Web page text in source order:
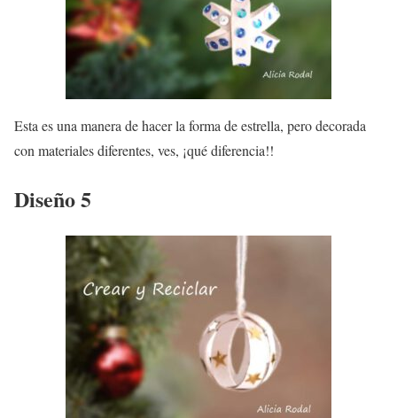
Esta es una manera de hacer la forma de estrella, pero decorada
con materiales diferentes, ves, ¡qué diferencia!!
Diseño 5